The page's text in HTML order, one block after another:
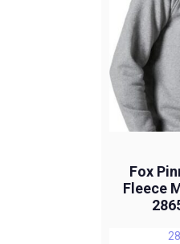
Fox
Fleece